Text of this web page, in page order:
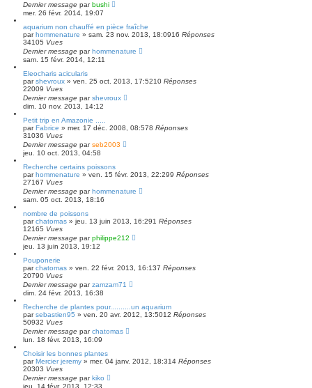
Dernier message parbushi
mer. 26 févr. 2014, 19:07
aquarium non chauffé en pièce fraîche
parhommenature » sam. 23 nov. 2013, 18:0916 Réponses
34105 Vues
Dernier message parhommenature
sam. 15 févr. 2014, 12:11
Eleocharis acicularis
parshevroux » ven. 25 oct. 2013, 17:5210 Réponses
22009 Vues
Dernier message parshevroux
dim. 10 nov. 2013, 14:12
Petit trip en Amazonie .....
parFabrice » mer. 17 déc. 2008, 08:578 Réponses
31036 Vues
Dernier message parseb2003
jeu. 10 oct. 2013, 04:58
Recherche certains poissons
parhommenature » ven. 15 févr. 2013, 22:299 Réponses
27167 Vues
Dernier message parhommenature
sam. 05 oct. 2013, 18:16
nombre de poissons
parchatomas » jeu. 13 juin 2013, 16:291 Réponses
12165 Vues
Dernier message parphilippe212
jeu. 13 juin 2013, 19:12
Pouponerie
parchatomas » ven. 22 févr. 2013, 16:137 Réponses
20790 Vues
Dernier message parzamzam71
dim. 24 févr. 2013, 16:38
Recherche de plantes pour..........un aquarium
parsebastien95 » ven. 20 avr. 2012, 13:5012 Réponses
50932 Vues
Dernier message parchatomas
lun. 18 févr. 2013, 16:09
Choisir les bonnes plantes
parMercier jeremy » mer. 04 janv. 2012, 18:314 Réponses
20303 Vues
Dernier message parkiko
jeu. 14 févr. 2013, 12:33